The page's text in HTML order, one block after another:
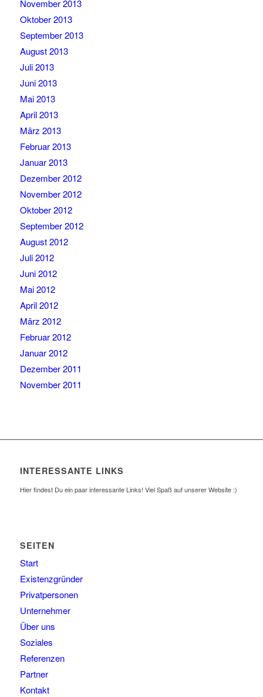
November 2013
Oktober 2013
September 2013
August 2013
Juli 2013
Juni 2013
Mai 2013
April 2013
März 2013
Februar 2013
Januar 2013
Dezember 2012
November 2012
Oktober 2012
September 2012
August 2012
Juli 2012
Juni 2012
Mai 2012
April 2012
März 2012
Februar 2012
Januar 2012
Dezember 2011
November 2011
INTERESSANTE LINKS
Hier findest Du ein paar interessante Links! Viel Spaß auf unserer Website :)
SEITEN
Start
Existenzgründer
Privatpersonen
Unternehmer
Über uns
Soziales
Referenzen
Partner
Kontakt